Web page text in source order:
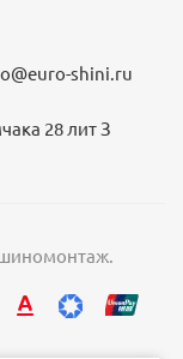
shini.ru
28 лит З